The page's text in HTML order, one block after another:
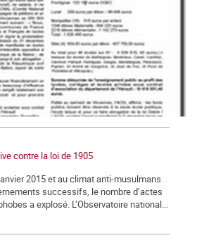
Laïque n° 55, ainsi que le PDF du
contre la loi de 1905
2015 et au climat anti-musulmans
successifs, le nombre d’actes
a explosé. L’Observatoire national...